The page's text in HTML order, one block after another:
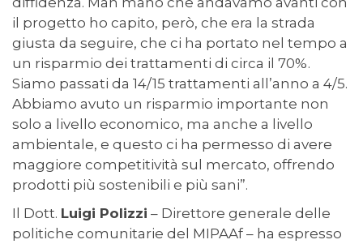
il progetto ho capito, però, che era la strada
giusta da seguire, che ci ha portato nel tempo a
un risparmio dei trattamenti di circa il 70%.
Siamo passati da 14/15 trattamenti all’anno a 4/5.
Abbiamo avuto un risparmio importante non
solo a livello economico, ma anche a livello
ambientale, e questo ci ha permesso di avere
maggiore competitività sul mercato, offrendo
prodotti più sostenibili e più sani”.
Il Dott. Luigi Polizzi – Direttore generale delle
politiche comunitarie del MIPAAf – ha espresso